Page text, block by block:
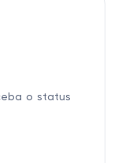
o status